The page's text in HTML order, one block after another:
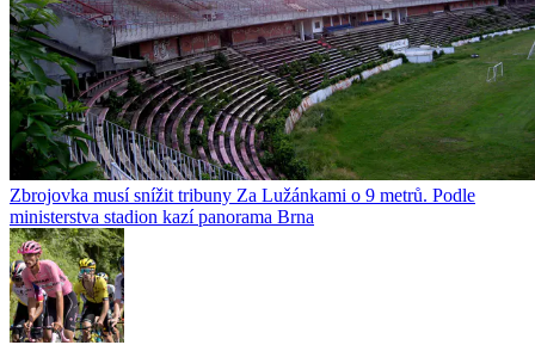
Zbrojovka musí snížit tribuny Za Lužánkami o 9 metrů. Podle
ministerstva stadion kazí panorama Brna